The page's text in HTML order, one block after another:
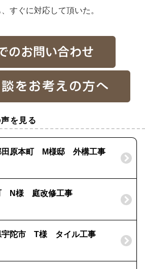
すぐに対応して頂いた。
を見る
田原本町 M様邸 外構工事
N様 庭改修工事
宇陀市 T様 タイル工事